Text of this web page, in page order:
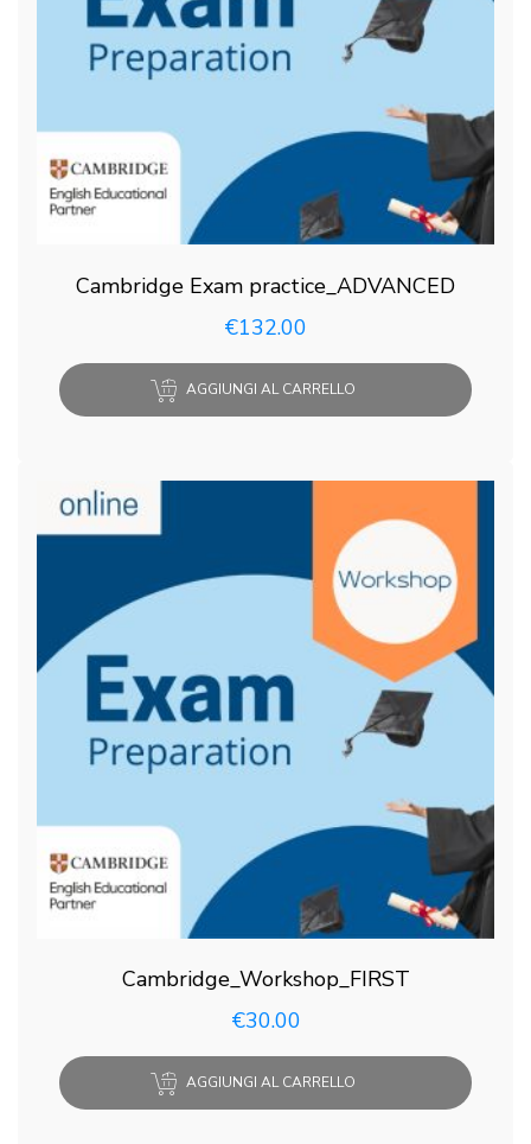
Cambridge Exam practice_ADVANCED
€132.00
AGGIUNGI AL CARRELLO
Cambridge_Workshop_FIRST
€30.00
AGGIUNGI AL CARRELLO